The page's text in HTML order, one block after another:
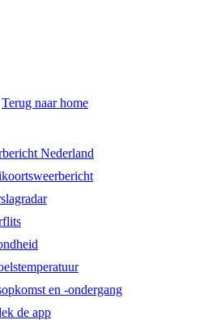
Terug naar home
Nederland
en -ondergang
de app